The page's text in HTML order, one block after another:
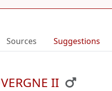
Sources Suggestions
II